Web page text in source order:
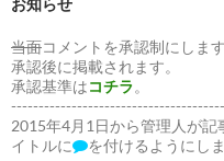
お知らせ
当面コメントを承認制にします
承認後に掲載されます。
承認基準はコチラ 。
2015年4月1日から管理人が
イトルに
を付けるようにしま